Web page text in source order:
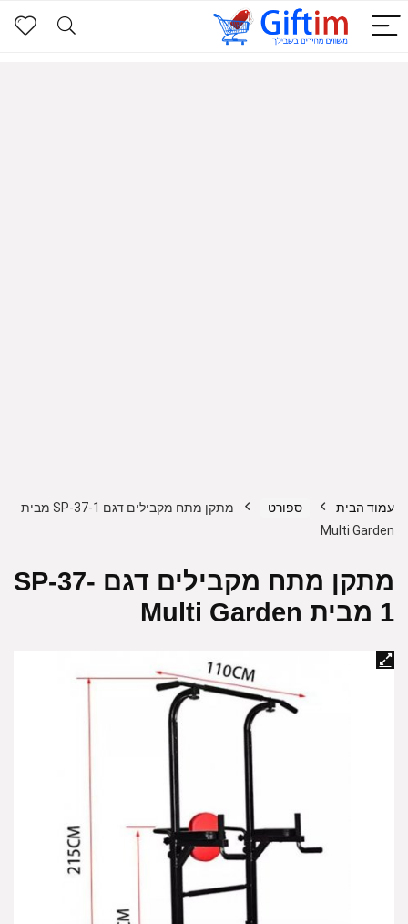
עמוד הבית ספורט
מתקן מתח מקבילים דגם SP-37-1 מבית
Multi Garden
מתקן מתח מקבילים דגם SP-37-
1 מבית Multi Garden